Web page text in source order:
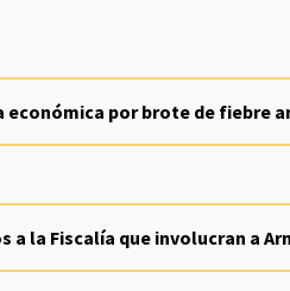
por brote de fiebre
a la Fiscalía que involucran a